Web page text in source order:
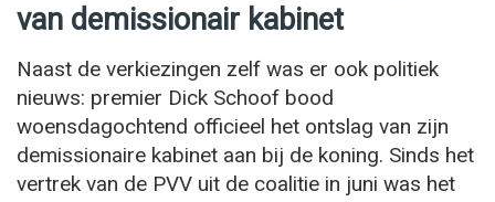
van demissionair kabinet
Naast de verkiezingen zelf was er ook politiek
nieuws: premier Dick Schoof bood
woensdagochtend officieel het ontslag van zijn
demissionaire kabinet aan bij de koning. Sinds het
vertrek van de PVV uit de coalitie in juni was het